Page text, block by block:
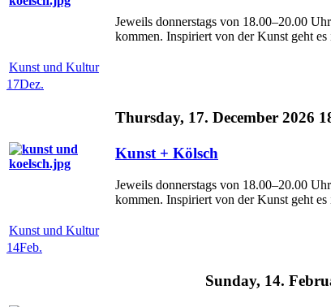
Jeweils donnerstags von 18.00–20.00
kommen. Inspiriert von der Kunst geht
Kunst und Kultur
17Dez.
Thursday, 17. December 2026
Kunst + Kölsch
Jeweils donnerstags von 18.00–20.00
kommen. Inspiriert von der Kunst geht
Kunst und Kultur
14Feb.
Sunday, 14.